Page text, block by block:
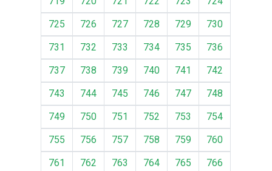
725
726 727 728 729
730
731
732 733 734 735
736
737
738 739 740 741
742
743
744 745 746 747
748
749
750 751 752 753
754
755
756 757 758 759
760
761
762 763 764 765
766